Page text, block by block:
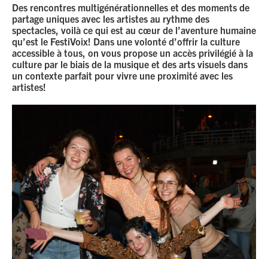
Des rencontres multigénérationnelles et des moments de
partage uniques avec les artistes au rythme des
spectacles, voilà ce qui est au cœur de l’aventure humaine
qu’est le FestiVoix! Dans une volonté d’offrir la culture
accessible à tous, on vous propose un accès privilégié à la
culture par le biais de la musique et des arts visuels dans
un contexte parfait pour vivre une proximité avec les
artistes!